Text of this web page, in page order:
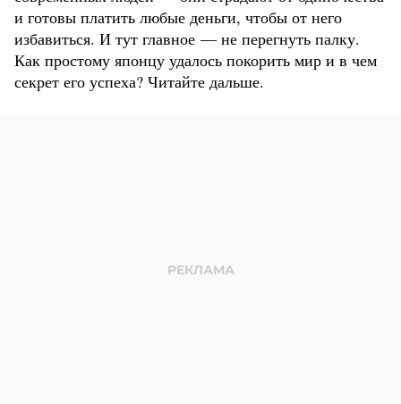
и готовы платить любые деньги, чтобы от него
избавиться. И тут главное — не перегнуть палку.
Как простому японцу удалось покорить мир и в чем
секрет его успеха? Читайте дальше.